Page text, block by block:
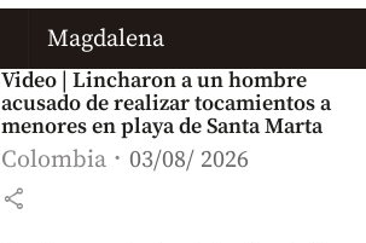
Magdalena
Video | Lincharon a un hombre
acusado de realizar tocamientos a
menores en playa de Santa Marta
Colombia 03/08/ 2026
share